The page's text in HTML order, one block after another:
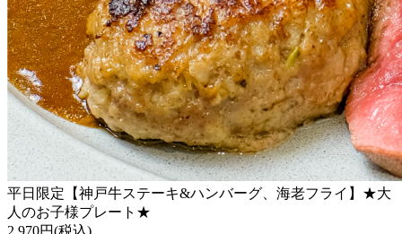
平日限定【神戸牛ステーキ&ハンバーグ、海老フライ】★大
人のお子様プレート★
2,970円(税込)